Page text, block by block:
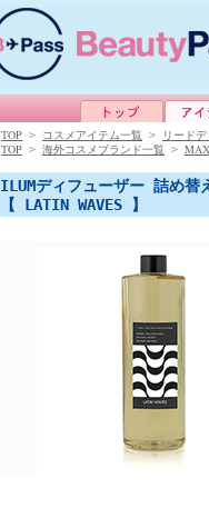
TOP > コスメアイテム一覧 > リード
TOP > 海外コスメブランド一覧 >
ILUMディフューザー 詰め替
【 LATIN WAVES 】